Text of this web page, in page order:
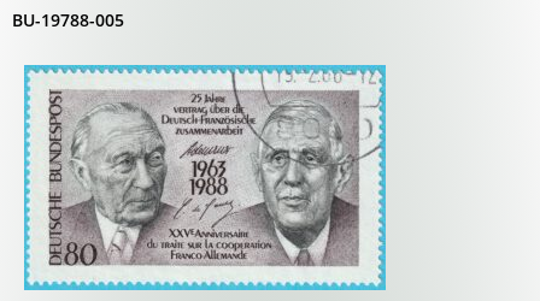
BU-19788-005